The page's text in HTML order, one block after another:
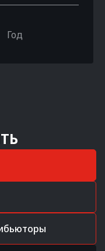
Год